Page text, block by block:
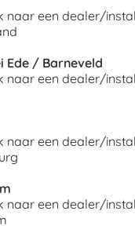
naar een dealer/
Ede / Barneveld
naar een dealer/
naar een dealer/
naar een dealer/